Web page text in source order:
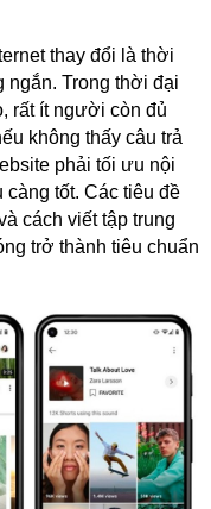
thay đổi là thời
ngắn. Trong thời đại
rất ít người còn đủ
không thấy câu trả
phải tối ưu nội
tốt. Các tiêu đề
cách viết tập trung
trở thành tiêu chuẩn